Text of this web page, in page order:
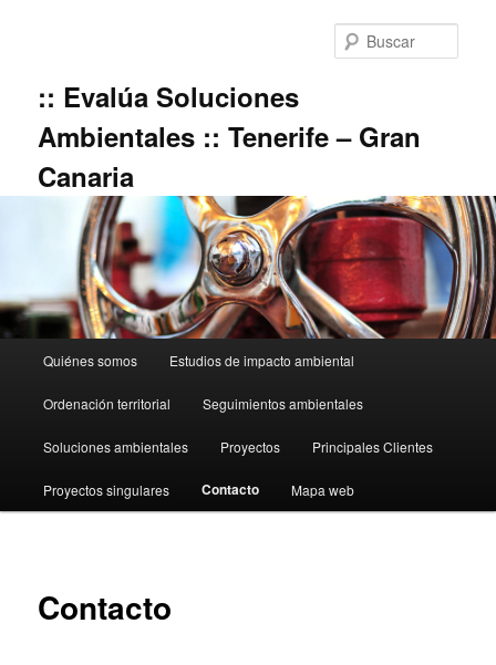
:: Evalúa Soluciones
Ambientales :: Tenerife – Gran
Canaria
principal
Quiénes somos Estudios de impacto ambiental
Ordenación territorial Seguimientos ambientales
Soluciones ambientales Proyectos Principales Clientes
Proyectos singulares Contacto Mapa web
Contacto